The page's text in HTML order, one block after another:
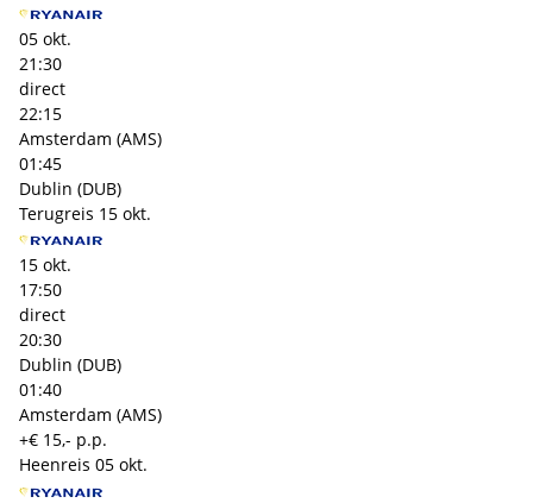
05 okt.
21:30
direct
22:15
Amsterdam (AMS)
01:45
Dublin (DUB)
Terugreis 15 okt.
15 okt.
17:50
direct
20:30
Dublin (DUB)
01:40
Amsterdam (AMS)
+€ 15,- p.p.
Heenreis 05 okt.